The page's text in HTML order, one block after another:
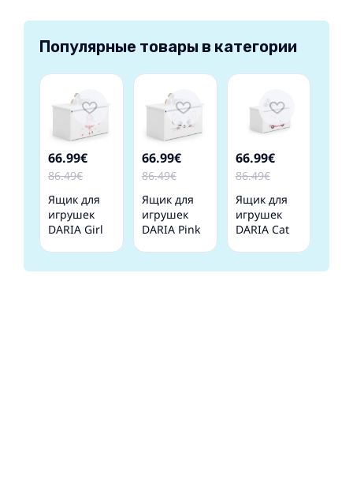
Популярные товары в категории
66.99€
86.49€
Ящик для
игрушек
DARIA Girl
66.99€
86.49€
Ящик для
игрушек
DARIA Pink
66.99€
86.49€
Ящик для
игрушек
DARIA Cat